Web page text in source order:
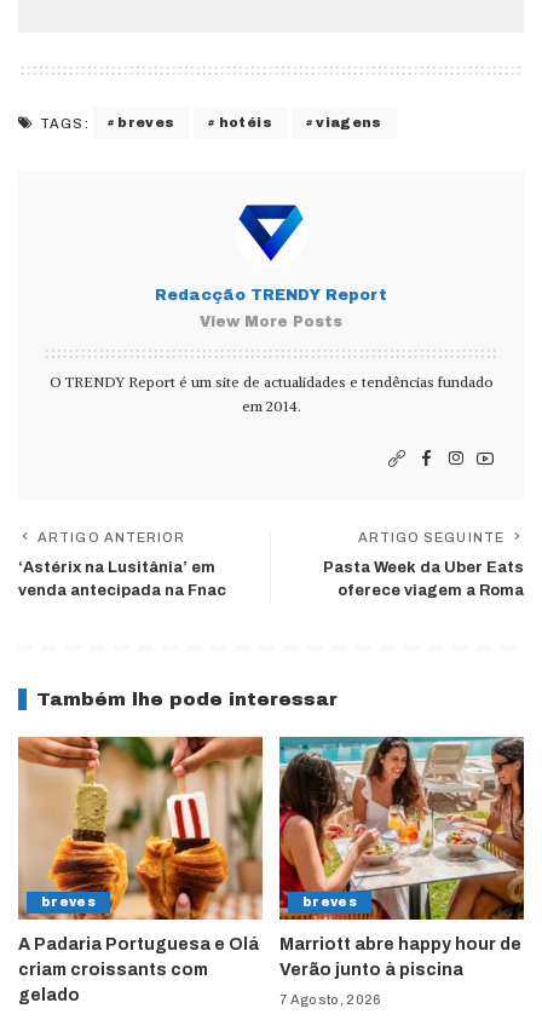
TAGS: breves hotéis viagens
Redacção TRENDY Report
View More Posts
O TRENDY Report é um site de actualidades e tendências fundado
em 2014.
ARTIGO ANTERIOR
‘Astérix na Lusitânia’ em
venda antecipada na Fnac
ARTIGO SEGUINTE
Pasta Week da Uber Eats
oferece viagem a Roma
Também lhe pode interessar
breves
A Padaria Portuguesa e Olá
criam croissants com
gelado
breves
Marriott abre happy hour de
Verão junto à piscina
7 Agosto, 2026